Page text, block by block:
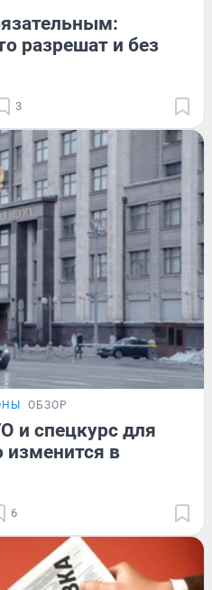
разрешат и без
3
ОБЗОР
и спецкурс для
изменится в
6